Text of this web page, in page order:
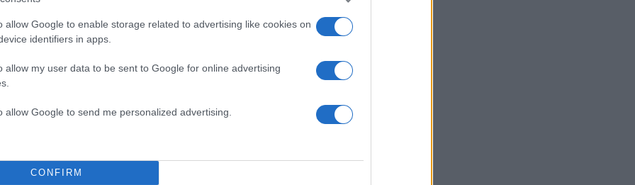
allow Google to enable storage related to advertising like cookies on
identifiers in apps.
allow my user data to be sent to Google for online advertising
allow Google to send me personalized advertising.
CONFIRM
κάποιος όταν είναι σπίτι του, με την οικογένειά του, με
Μαζί έχουμε περάσει πολλά. Έχουμε περάσει νίκες,
Μαζί μια ολόκληρη ζωή. Σε κάθε μάχη. Σε πολλές μάχες,
την ίδια μπλε φανέλα, με το ύφος που επιβάλλει η
ευρωπαϊκή Ελλάδα. Μια Ελλάδα με ίσες ευκαιρίες